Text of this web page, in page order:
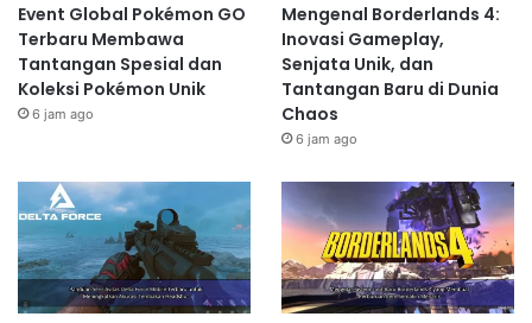
Event Global Pokémon GO
Terbaru Membawa
Tantangan Spesial dan
Koleksi Pokémon Unik
6 jam ago
Mengenal Borderlands 4:
Inovasi Gameplay,
Senjata Unik, dan
Tantangan Baru di Dunia
Chaos
6 jam ago